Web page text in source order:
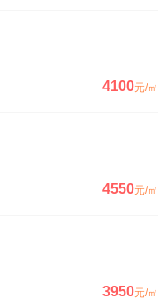
4100元/㎡
4550元/㎡
3950元/㎡